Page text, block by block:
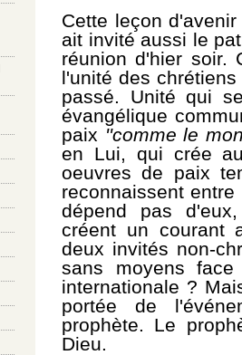
Cette leçon
ait invité aussi le
réunion d'hier soir.
l'unité des
passé. Unité qui
évangélique
paix ''comme le
en Lui, qui crée
oeuvres de paix
reconnaissent
dépend pas
créent un courant
deux invités non-
sans moyens
internationale ?
portée de
prophète. Le
Dieu.